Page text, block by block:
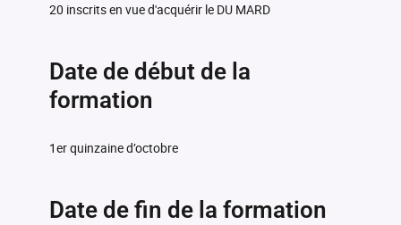
20 inscrits en vue d'acquérir le DU MARD
Date de début de la
formation
1er quinzaine d’octobre
Date de fin de la formation